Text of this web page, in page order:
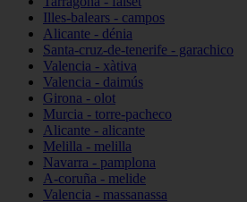
Illes-balears - campos
Alicante - dénia
Santa-cruz-de-tenerife - garachico
Valencia - xàtiva
Valencia - daimús
Girona - olot
Murcia - torre-pacheco
Alicante - alicante
Melilla - melilla
Navarra - pamplona
A-coruña - melide
Valencia - massanassa